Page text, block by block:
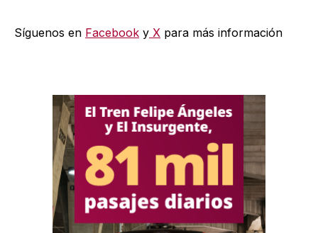
Síguenos en Facebook y X para más información